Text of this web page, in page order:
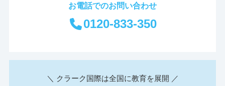
お電話でのお問い合わせ
0120-833-350
＼ クラーク国際は全国に教育を展開 ／